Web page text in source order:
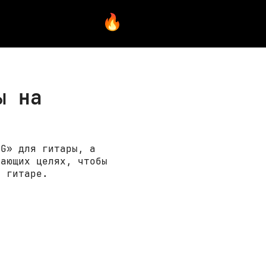
на
для гитары, а
целях, чтобы
гитаре.